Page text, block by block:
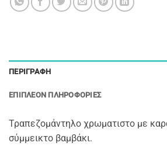
ΠΕΡΙΓΡΑΦΉ
ΕΠΙΠΛΈΟΝ ΠΛΗΡΟΦΟΡΊΕΣ
Τραπεζομάντηλο χρωματιστο με
σύμμεικτο βαμβάκι.